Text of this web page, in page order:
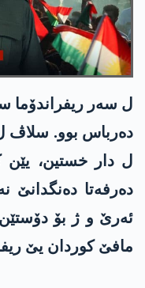
دەرباس بوو. سلاڤ
ل دار خستین، یێن
دەرفەتا دەنگدانێ
ئەرێ و ژ بۆ
مافێ کوردان یێ